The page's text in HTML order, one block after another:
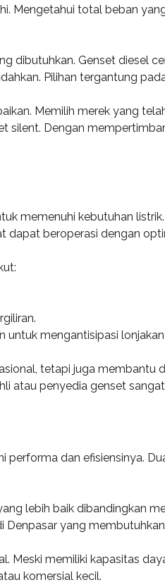
Mengetahui total beban
dibutuhkan. Genset diesel
Pilihan tergantung
Memilih merek yang
silent. Dengan
memenuhi kebutuhan
dapat beroperasi dengan
untuk mengantisipasi
tetapi juga membantu
atau penyedia genset
dan efisiensinya.
lebih baik dibandingkan
Denpasar yang
Meski memiliki kapasitas
komersial kecil.